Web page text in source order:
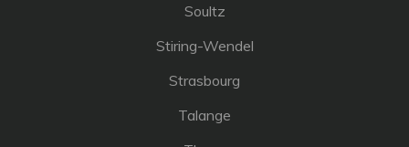
Soultz
Stiring-Wendel
Strasbourg
Talange